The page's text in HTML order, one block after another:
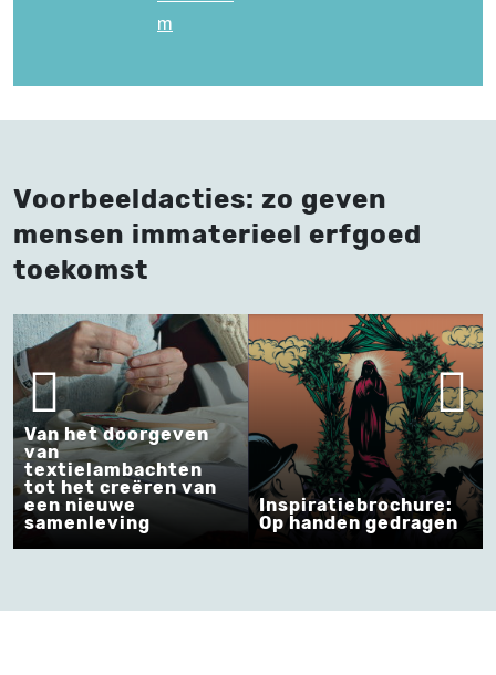
m
Voorbeeldacties: zo geven
mensen immaterieel erfgoed
toekomst
Van het doorgeven
van
textielambachten
tot het creëren van
een nieuwe
samenleving
Inspiratiebrochure:
Op handen gedragen